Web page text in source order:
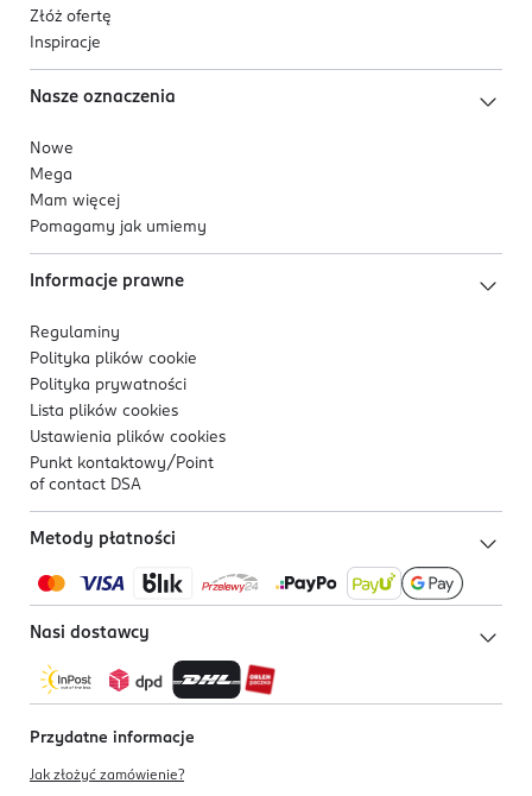
Złóż ofertę
Inspiracje
Nasze oznaczenia
Nowe
Mega
Mam więcej
Pomagamy jak umiemy
Informacje prawne
Regulaminy
Polityka plików cookie
Polityka prywatności
Lista plików cookies
Ustawienia plików cookies
Punkt kontaktowy/ Point
of contact DSA
Metody płatności
Nasi dostawcy
Przydatne informacje
Jak złożyć zamówienie?